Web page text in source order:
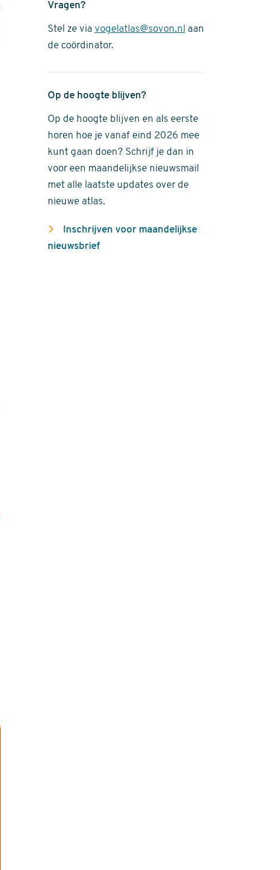
Vragen?
Stel ze via vogelatlas@sovon.nl
aan
de coördinator.
Op de hoogte blijven?
Op de hoogte blijven en als eerste
horen hoe je vanaf eind 2026 mee
kunt gaan doen? Schrijf je dan in
voor een maandelijkse nieuwsmail
met alle laatste updates over de
nieuwe atlas.
Inschrijven voor maandelijkse
nieuwsbrief